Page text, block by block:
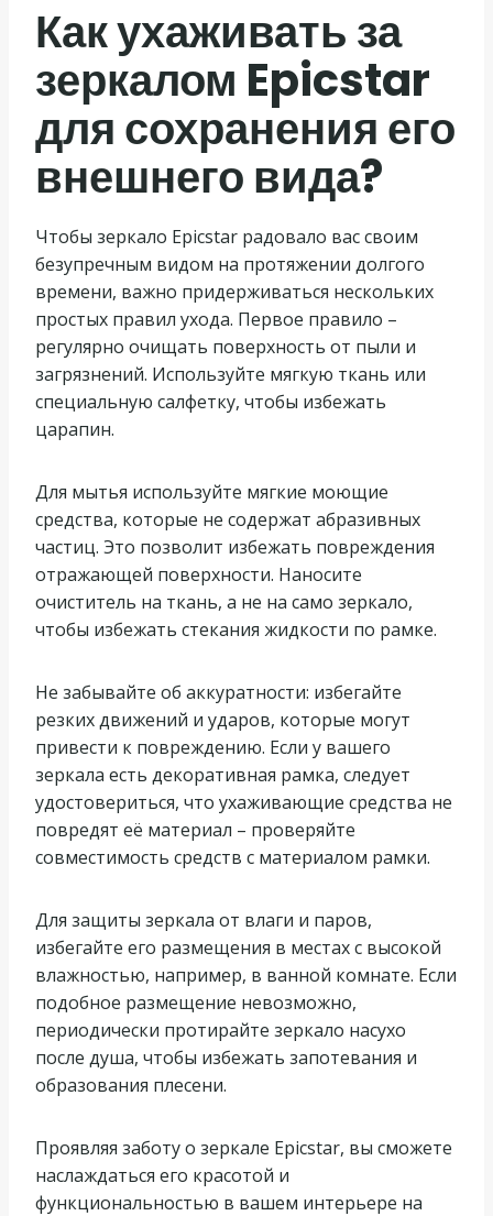
Как ухаживать за
зеркалом Epicstar
для сохранения его
внешнего вида?
Чтобы зеркало Epicstar радовало вас своим
безупречным видом на протяжении долгого
времени, важно придерживаться нескольких
простых правил ухода. Первое правило –
регулярно очищать поверхность от пыли и
загрязнений. Используйте мягкую ткань или
специальную салфетку, чтобы избежать
царапин.
Для мытья используйте мягкие моющие
средства, которые не содержат абразивных
частиц. Это позволит избежать повреждения
отражающей поверхности. Наносите
очиститель на ткань, а не на само зеркало,
чтобы избежать стекания жидкости по рамке.
Не забывайте об аккуратности: избегайте
резких движений и ударов, которые могут
привести к повреждению. Если у вашего
зеркала есть декоративная рамка, следует
удостовериться, что ухаживающие средства не
повредят её материал – проверяйте
совместимость средств с материалом рамки.
Для защиты зеркала от влаги и паров,
избегайте его размещения в местах с высокой
влажностью, например, в ванной комнате. Если
подобное размещение невозможно,
периодически протирайте зеркало насухо
после душа, чтобы избежать запотевания и
образования плесени.
Проявляя заботу о зеркале Epicstar, вы сможете
наслаждаться его красотой и
функциональностью в вашем интерьере на